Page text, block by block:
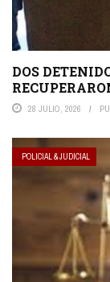
DOS
28 JULIO, 2026
POLICIAL & JUDICIAL